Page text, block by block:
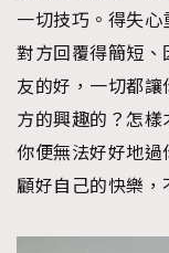
一切技巧。得失
對方回覆得簡短
友的好，一切都
方的興趣的？怎樣
你便無法好好地
顧好自己的快樂，